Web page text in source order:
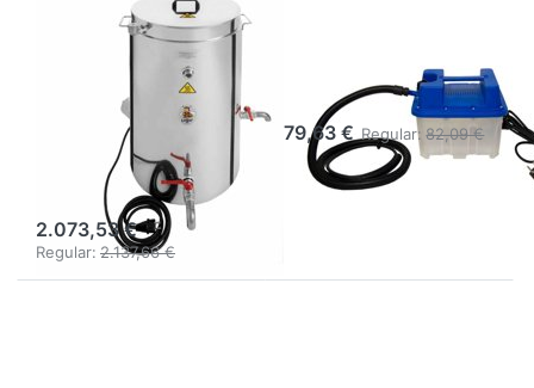
ZUVERLÄSSIGKEIT FÜR
Wachsklärbehälter
75 l, dreiwandig
mit Isolierung, 3
2.073,53 €
Regular: 2.137,66 €
2200 W/230 V
79,63 € Regular: 82,09 €